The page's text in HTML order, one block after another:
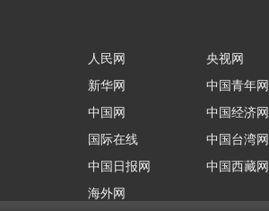
人民网
新华网
中国网
国际在线
中国日报网
海外网
央视网
中国青年网
中国经济网
中国台湾网
中国西藏网